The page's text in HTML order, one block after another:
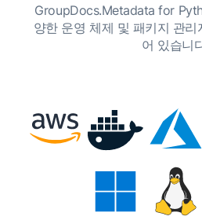
GroupDocs.Metadata for
양한 운영 체제 및 패키지 관
어 있습니